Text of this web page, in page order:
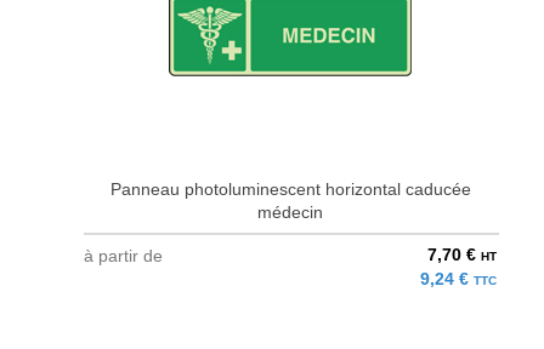
Panneau photoluminescent horizontal caducée
médecin
à partir de 7,70 € HT
9,24 € TTC